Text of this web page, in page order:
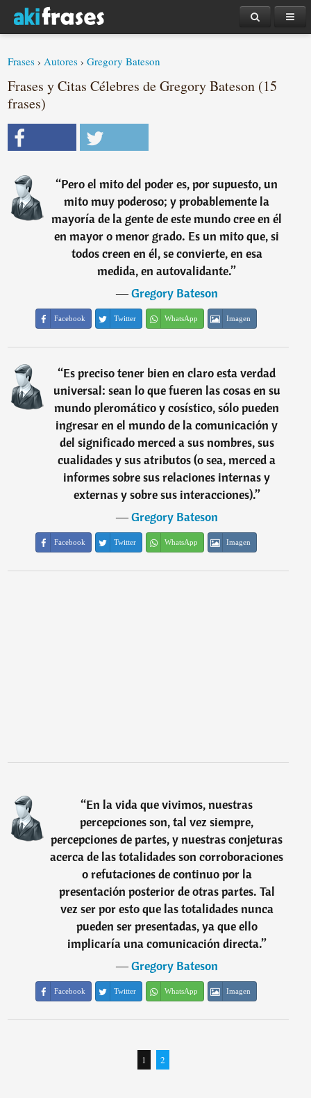
Frases ›Autores ›Gregory Bateson
Frases y Citas Célebres de Gregory Bateson (15
frases)
“Pero el mito del poder es, por supuesto, un
mito muy poderoso; y probablemente la
mayoría de la gente de este mundo cree en él
en mayor o menor grado. Es un mito que, si
todos creen en él, se convierte, en esa
medida, en autovalidante.”
―Gregory Bateson
Facebook Twitter WhatsApp Imagen
“Es preciso tener bien en claro esta verdad
universal: sean lo que fueren las cosas en su
mundo pleromático y cosístico, sólo pueden
ingresar en el mundo de la comunicación y
del significado merced a sus nombres, sus
cualidades y sus atributos (o sea, merced a
informes sobre sus relaciones internas y
externas y sobre sus interacciones).”
―Gregory Bateson
Facebook Twitter WhatsApp Imagen
“En la vida que vivimos, nuestras
percepciones son, tal vez siempre,
percepciones de partes, y nuestras conjeturas
acerca de las totalidades son corroboraciones
o refutaciones de continuo por la
presentación posterior de otras partes. Tal
vez ser por esto que las totalidades nunca
pueden ser presentadas, ya que ello
implicaría una comunicación directa.”
―Gregory Bateson
Facebook Twitter WhatsApp Imagen
1 2